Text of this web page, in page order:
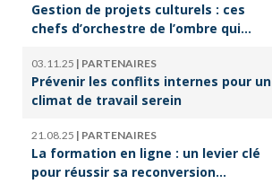
Gestion de projets culturels : ces
chefs d’orchestre de l’ombre qui
03.11.25 | PARTENAIRES
Prévenir les conflits internes pour un
climat de travail serein
21.08.25 | PARTENAIRES
La formation en ligne : un levier clé
pour réussir sa reconversion